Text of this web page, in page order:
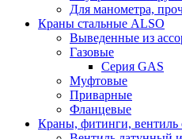
Для манометра,
Краны стальные ALSO
Выведенные из
Газовые
Серия GAS
Муфтовые
Приварные
Фланцевые
Краны, фитинги, вентиль